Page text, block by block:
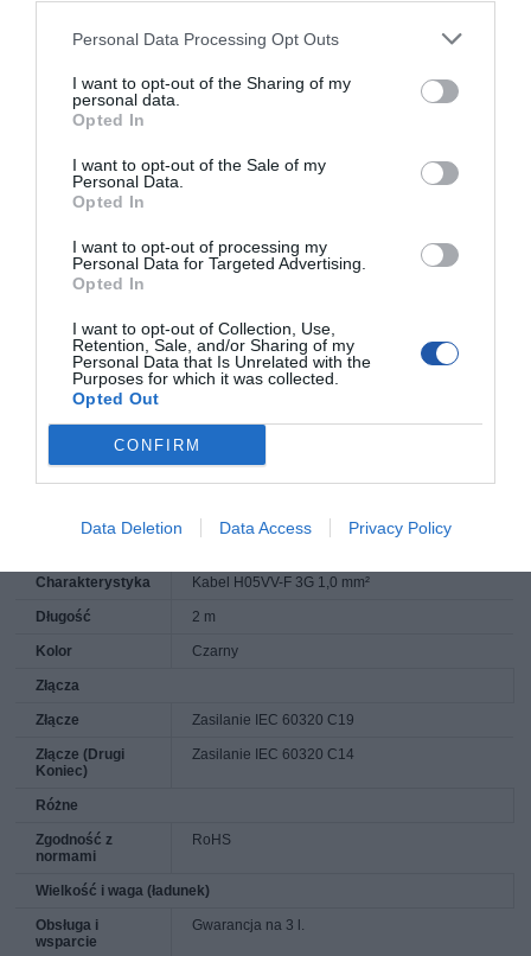
Personal Data Processing Opt Outs
I want to opt-out of the Sharing of my
personal data.
Opted In
I want to opt-out of the Sale of my
Personal Data.
Opted In
I want to opt-out of processing my
Personal Data for Targeted Advertising.
Opted In
I want to opt-out of Collection, Use,
Retention, Sale, and/or Sharing of my
Personal Data that Is Unrelated with the
Purposes for which it was collected.
Opted Out
CONFIRM
Data Deletion Data Access Privacy Policy
SPECYFIKACJA
Kabel zasilający przedłużający
Napięcie
AC 250 V
16 A
Charakterystyka Kabel H05VV-F 3G 1,0 mm²
Długość 2 m
Kolor Czarny
Złącza
Złącze Zasilanie IEC 60320 C19
Złącze (Drugi
Koniec)
Zasilanie IEC 60320 C14
Różne
Zgodność z
normami
RoHS
Wielkość i waga (ładunek)
Obsługa i
wsparcie
Gwarancja na 3 l.